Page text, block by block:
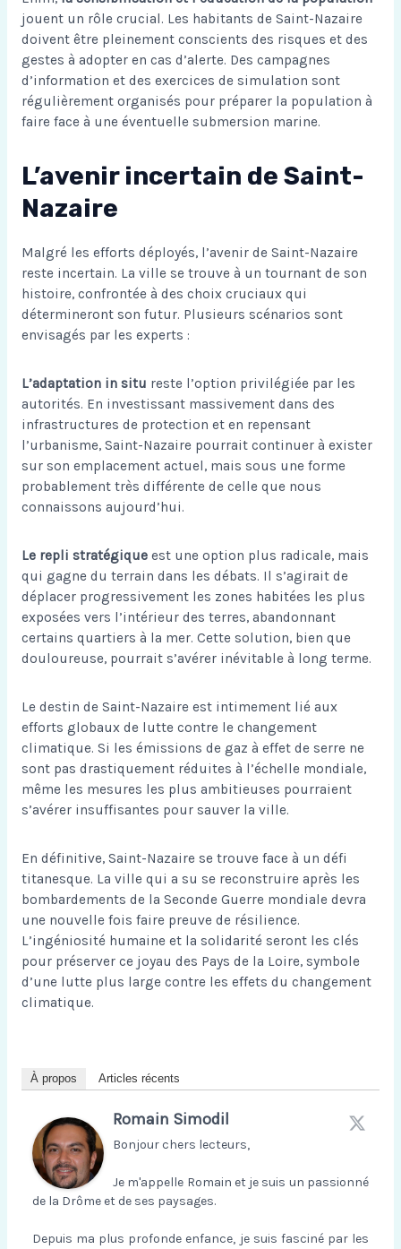
jouent un rôle crucial. Les habitants de Saint-Nazaire
doivent être pleinement conscients des risques et des
gestes à adopter en cas d’alerte. Des campagnes
d’information et des exercices de simulation sont
régulièrement organisés pour préparer la population à
faire face à une éventuelle submersion marine.
L’avenir incertain de Saint-
Nazaire
Malgré les efforts déployés, l’avenir de Saint-Nazaire
reste incertain. La ville se trouve à un tournant de son
histoire, confrontée à des choix cruciaux qui
détermineront son futur. Plusieurs scénarios sont
envisagés par les experts :
L’adaptation in situ reste l’option privilégiée par les
autorités. En investissant massivement dans des
infrastructures de protection et en repensant
l’urbanisme, Saint-Nazaire pourrait continuer à exister
sur son emplacement actuel, mais sous une forme
probablement très différente de celle que nous
connaissons aujourd’hui.
Le repli stratégiqueest une option plus radicale, mais
qui gagne du terrain dans les débats. Il s’agirait de
déplacer progressivement les zones habitées les plus
exposées vers l’intérieur des terres, abandonnant
certains quartiers à la mer. Cette solution, bien que
douloureuse, pourrait s’avérer inévitable à long terme.
Le destin de Saint-Nazaire est intimement lié aux
efforts globaux de lutte contre le changement
climatique. Si les émissions de gaz à effet de serre ne
sont pas drastiquement réduites à l’échelle mondiale,
même les mesures les plus ambitieuses pourraient
s’avérer insuffisantes pour sauver la ville.
En définitive, Saint-Nazaire se trouve face à un défi
titanesque. La ville qui a su se reconstruire après les
bombardements de la Seconde Guerre mondiale devra
une nouvelle fois faire preuve de résilience.
L’ingéniosité humaine et la solidarité seront les clés
pour préserver ce joyau des Pays de la Loire, symbole
d’une lutte plus large contre les effets du changement
climatique.
À propos Articles récents
Romain Simodil
Bonjour chers lecteurs,
Je m'appelle Romain et je suis un passionné
de la Drôme et de ses paysages.
Depuis ma plus profonde enfance, je suis fasciné par les